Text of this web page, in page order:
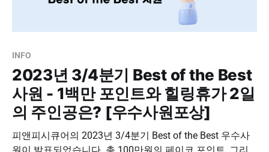
INFO
2023년 3/4분기 Best of the Best
사원 - 1백만 포인트와 힐링휴가 2일
의 주인공은? [우수사원포상]
피앤피시큐어의 2023년 3/4분기 Best of the Best 우수사